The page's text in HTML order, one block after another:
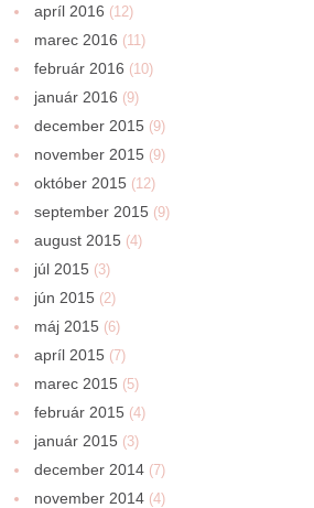
apríl 2016 (12)
marec 2016 (11)
február 2016 (10)
január 2016 (9)
december 2015 (9)
november 2015 (9)
október 2015 (12)
september 2015 (9)
august 2015 (4)
júl 2015 (3)
jún 2015 (2)
máj 2015 (6)
apríl 2015 (7)
marec 2015 (5)
február 2015 (4)
január 2015 (3)
december 2014 (7)
november 2014 (4)